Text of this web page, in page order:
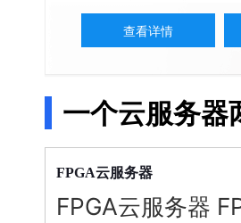
大模型增值服务上新
工信部教考中心大模型证书6折
ERNIE 5.0-正式版
ERNIE 4.5 Turbo VL
MCP及Agent开发
存储
CDN与边缘
操作系统
应用产品
云服务器BCC
文字识别
ARM云
智能办公
生活休闲
查看详情
一个云服务器
FPGA云服务器
FPGA云服务器